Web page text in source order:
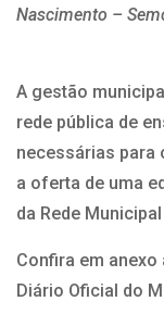
Nascimento –
A gestão
rede pública de
necessárias para
a oferta de uma
da Rede
Confira em
Diário Oficial do